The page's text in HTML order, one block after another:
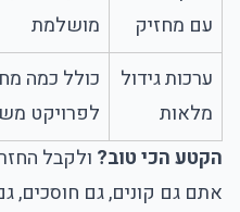
עם מחזיק
מושלמת
ערכות גידול
מלאות
כולל כמה
לפרויקט
הקטע הכי טוב? ולקבל
אתם גם קונים, גם חוסכים,